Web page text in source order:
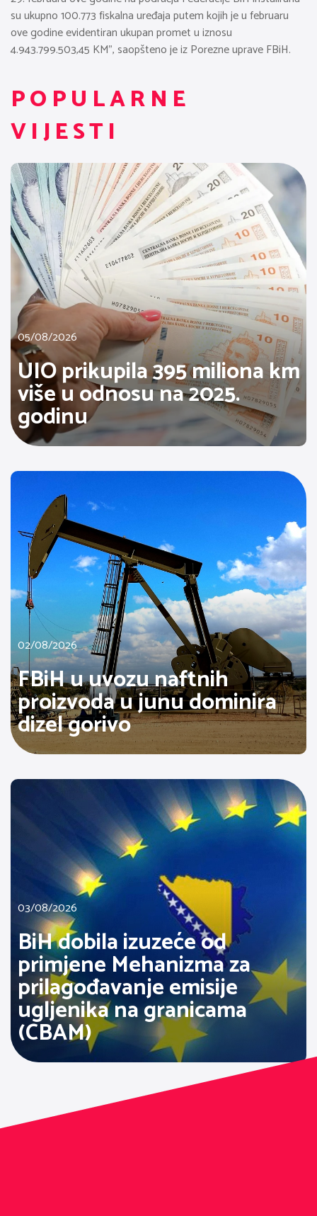
su ukupno 100.773 fiskalna uređaja putem kojih je u februaru
ove godine evidentiran ukupan promet u iznosu
4.943.799.503,45 KM”, saopšteno je iz Porezne uprave FBiH.
POPULARNE
VIJESTI
05/08/2026
UIO prikupila 395 miliona km
više u odnosu na 2025.
godinu
02/08/2026
FBiH u uvozu naftnih
proizvoda u junu dominira
dizel gorivo
03/08/2026
BiH dobila izuzeće od
primjene Mehanizma za
prilagođavanje emisije
ugljenika na granicama
(CBAM)